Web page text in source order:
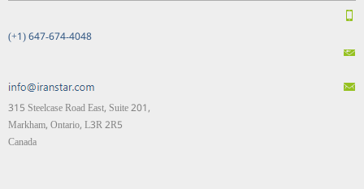
(+1) 647-674-4048
315 Steelcase Road East, Suite 201,
Markham, Ontario, L3R 2R5
Canada